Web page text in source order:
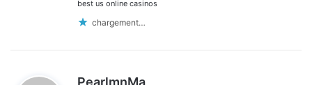
best us online casinos
chargement…